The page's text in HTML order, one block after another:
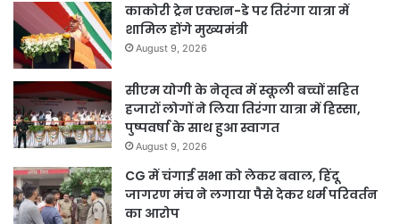
काकोरी ट्रेन एक्शन-डे पर तिरंगा यात्रा में
शामिल होंगे मुख्यमंत्री
August 9, 2026
सीएम योगी के नेतृत्व में स्कूली बच्चों सहित
हजारों लोगों ने लिया तिरंगा यात्रा में हिस्सा,
पुष्पवर्षा के साथ हुआ स्वागत
August 9, 2026
CG में चंगाई सभा को लेकर बवाल, हिंदू
जागरण मंच ने लगाया पैसे देकर धर्म परिवर्तन
का आरोप